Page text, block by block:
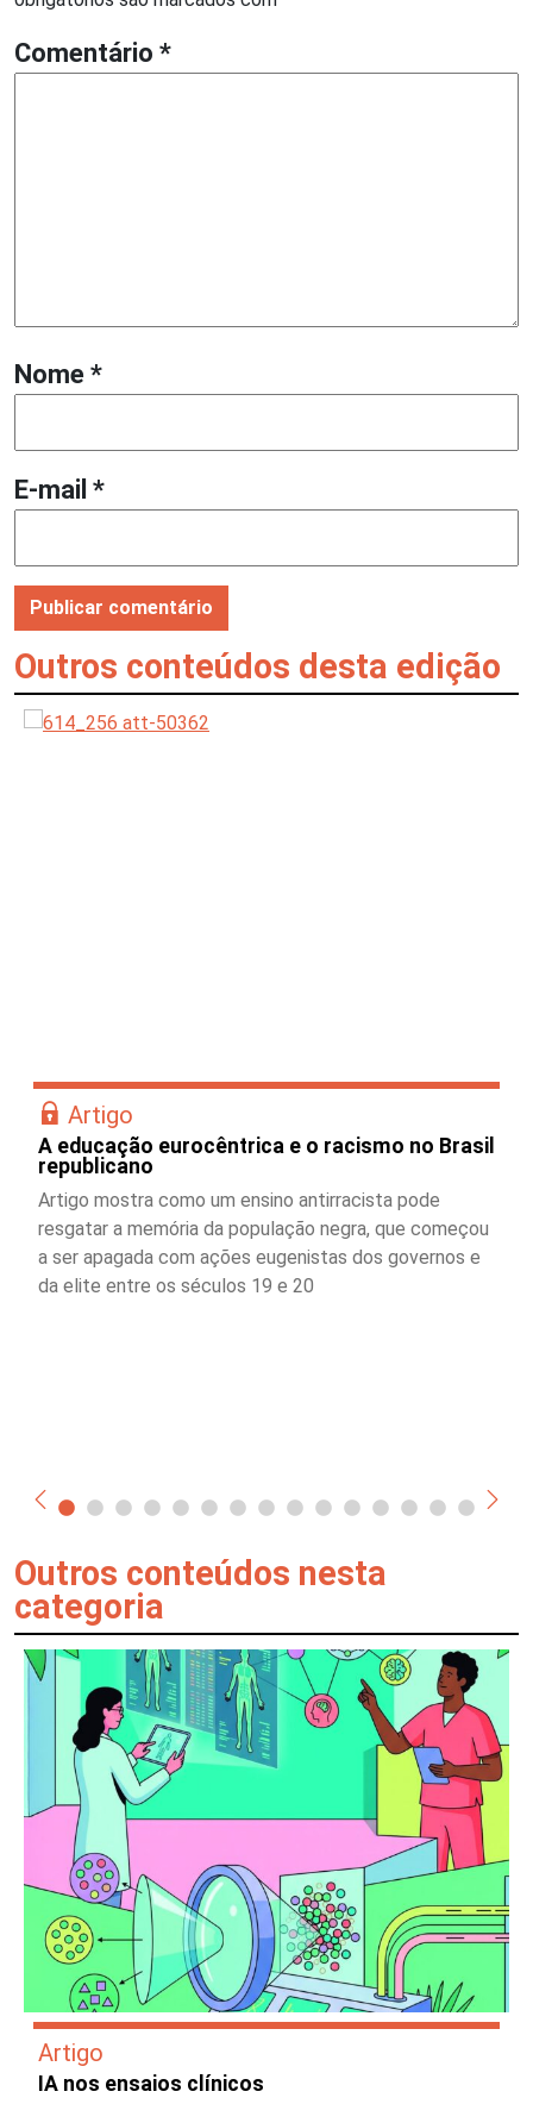
Comentário *
Nome *
E-mail *
Outros conteúdos desta edição
Artigo
A educação eurocêntrica e o racismo no Brasil
republicano
Artigo mostra como um ensino antirracista pode
resgatar a memória da população negra, que começou
a ser apagada com ações eugenistas dos governos e
da elite entre os séculos 19 e 20
Outros conteúdos nesta
categoria
Artigo
IA nos ensaios clínicos